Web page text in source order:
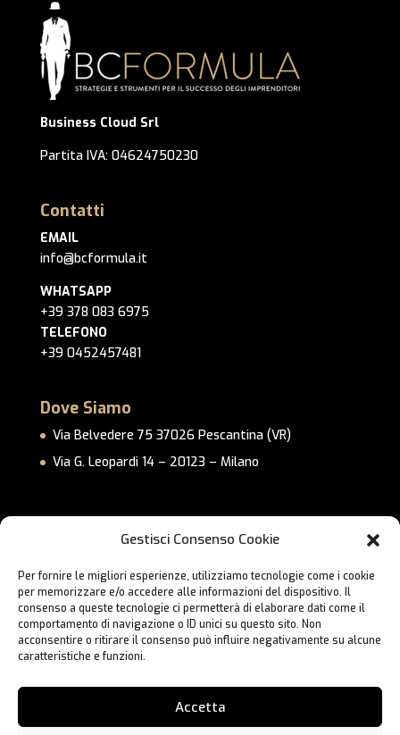
Gestisci Consenso Cookie
Per fornire le migliori esperienze, utilizziamo tecnologie come i cookie
per memorizzare e/o accedere alle informazioni del dispositivo. Il
consenso a queste tecnologie ci permetterà di elaborare dati come il
comportamento di navigazione o ID unici su questo sito. Non
acconsentire o ritirare il consenso può influire negativamente su alcune
caratteristiche e funzioni.
Accetta
Business Cloud Srl
Partita IVA: 04624750230
Contatti
EMAIL
info@bcformula.it
WHATSAPP
+39 378 083 6975
TELEFONO
+39 0452457481
Dove Siamo
Via Belvedere 75 37026 Pescantina (VR)
Via G. Leopardi 14 – 20123 – Milano
Cookie Policy
Lavora con Noi
Contatti